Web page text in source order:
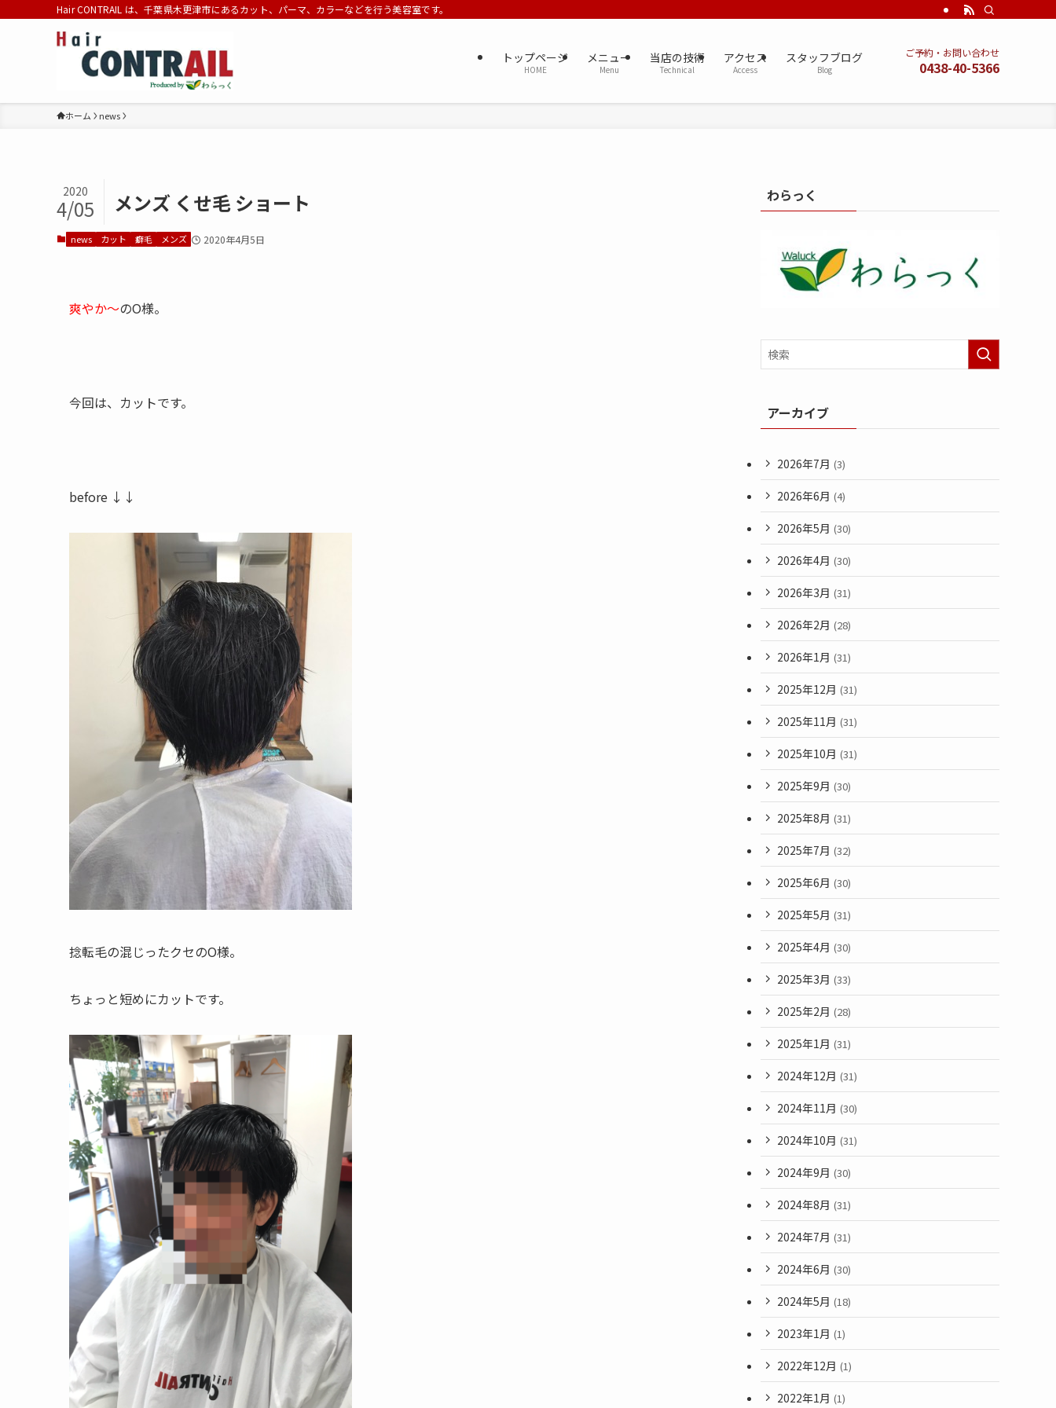
Hair CONTRAIL は、千葉県木更津市にあるカット、パーマ、カラーなどを行う美容室です。
トップページ
HOME
メニュー
Menu
当店の技術
Technical
アクセス
Access
スタッフブログ
Blog
ご予約・お問い合わせ
0438-40-5366
ホーム news
メンズ くせ毛 ショート
2020
4/05
news カット 癖毛 メンズ 2020年4月5日
爽やか〜のO様。
今回は、カットです。
before ↓↓
捻転毛の混じったクセのO様。
ちょっと短めにカットです。
わらっく
アーカイブ
2026年7月 (3)
2026年6月 (4)
2026年5月 (30)
2026年4月 (30)
2026年3月 (31)
2026年2月 (28)
2026年1月 (31)
2025年12月 (31)
2025年11月 (31)
2025年10月 (31)
2025年9月 (30)
2025年8月 (31)
2025年7月 (32)
2025年6月 (30)
2025年5月 (31)
2025年4月 (30)
2025年3月 (33)
2025年2月 (28)
2025年1月 (31)
2024年12月 (31)
2024年11月 (30)
2024年10月 (31)
2024年9月 (30)
2024年8月 (31)
2024年7月 (31)
2024年6月 (30)
2024年5月 (18)
2023年1月 (1)
2022年12月 (1)
2022年1月 (1)